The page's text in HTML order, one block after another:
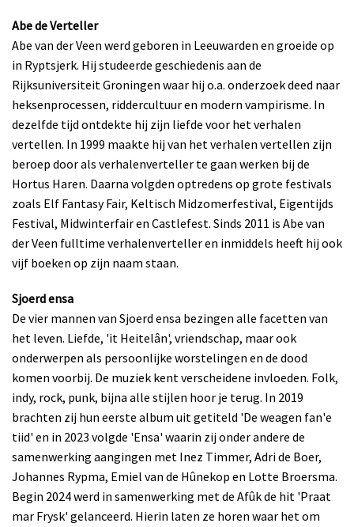
Abe de Verteller
Abe van der Veen werd geboren in Leeuwarden en groeide op
in Ryptsjerk. Hij studeerde geschiedenis aan de
Rijksuniversiteit Groningen waar hij o.a. onderzoek deed naar
heksenprocessen, riddercultuur en modern vampirisme. In
dezelfde tijd ontdekte hij zijn liefde voor het verhalen
vertellen. In 1999 maakte hij van het verhalen vertellen zijn
beroep door als verhalenverteller te gaan werken bij de
Hortus Haren. Daarna volgden optredens op grote festivals
zoals Elf Fantasy Fair, Keltisch Midzomerfestival, Eigentijds
Festival, Midwinterfair en Castlefest. Sinds 2011 is Abe van
der Veen fulltime verhalenverteller en inmiddels heeft hij ook
vijf boeken op zijn naam staan.
Sjoerd ensa
De vier mannen van Sjoerd ensa bezingen alle facetten van
het leven. Liefde, 'it Heitelân', vriendschap, maar ook
onderwerpen als persoonlijke worstelingen en de dood
komen voorbij. De muziek kent verscheidene invloeden. Folk,
indy, rock, punk, bijna alle stijlen hoor je terug. In 2019
brachten zij hun eerste album uit getiteld 'De weagen fan'e
tiid' en in 2023 volgde 'Ensa' waarin zij onder andere de
samenwerking aangingen met Inez Timmer, Adri de Boer,
Johannes Rypma, Emiel van de Hûnekop en Lotte Broersma.
Begin 2024 werd in samenwerking met de Afûk de hit 'Praat
mar Frysk' gelanceerd. Hierin laten ze horen waar het om